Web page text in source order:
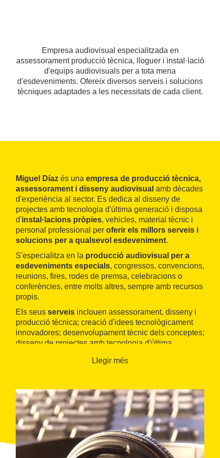
Empresa audiovisual especialitzada en
assessorament producció tècnica, lloguer i instal·lació
d'equips audiovisuals per a tota mena
d'esdeveniments. Ofereix diversos serveis i solucions
tècniques adaptades a les necessitats de cada client.
Miguel Díaz és una empresa de producció tècnica,
assessorament i disseny audiovisual amb dècades
d'experiència al sector. Es dedica al disseny de
projectes amb tecnologia d'última generació i disposa
d'instal·lacions pròpies, vehicles, material tècnic i
personal professional per oferir els millors serveis i
solucions per a qualsevol esdeveniment.
S'especialitza en la producció audiovisual per a
esdeveniments especials, congressos, convencions,
reunions, fires, rodes de premsa, celebracions o
conferències, entre molts altres, sempre amb recursos
propis.
Els seus serveis inclouen assessorament, disseny i
producció tècnica; creació d'idees tecnològicament
innovadores; desenvolupament tècnic dels conceptes;
disseny de projectes amb tecnologia d'última
audiovisual i supervisió durant l'esdeveniment; anàlisi
Llegir més